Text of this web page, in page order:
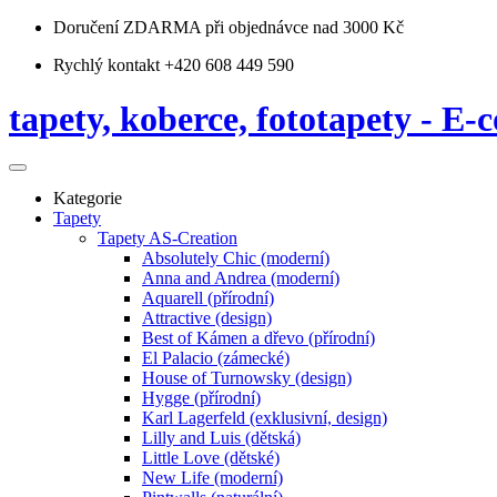
Doručení ZDARMA při objednávce nad 3000 Kč
Rychlý kontakt +420 608 449 590
tapety, koberce, fototapety - E-
Kategorie
Tapety
Tapety AS-Creation
Absolutely Chic (moderní)
Anna and Andrea (moderní)
Aquarell (přírodní)
Attractive (design)
Best of Kámen a dřevo (přírodní)
El Palacio (zámecké)
House of Turnowsky (design)
Hygge (přírodní)
Karl Lagerfeld (exklusivní, design)
Lilly and Luis (dětská)
Little Love (dětské)
New Life (moderní)